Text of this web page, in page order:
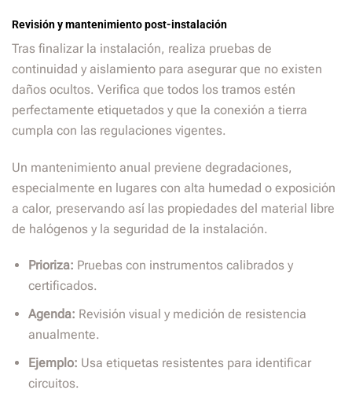
Revisión y mantenimiento post-instalación
Tras finalizar la instalación, realiza pruebas de
continuidad y aislamiento para asegurar que no existen
daños ocultos. Verifica que todos los tramos estén
perfectamente etiquetados y que la conexión a tierra
cumpla con las regulaciones vigentes.
Un mantenimiento anual previene degradaciones,
especialmente en lugares con alta humedad o exposición
a calor, preservando así las propiedades del material libre
de halógenos y la seguridad de la instalación.
Prioriza: Pruebas con instrumentos calibrados y
certificados.
Agenda: Revisión visual y medición de resistencia
anualmente.
Ejemplo: Usa etiquetas resistentes para identificar
circuitos.